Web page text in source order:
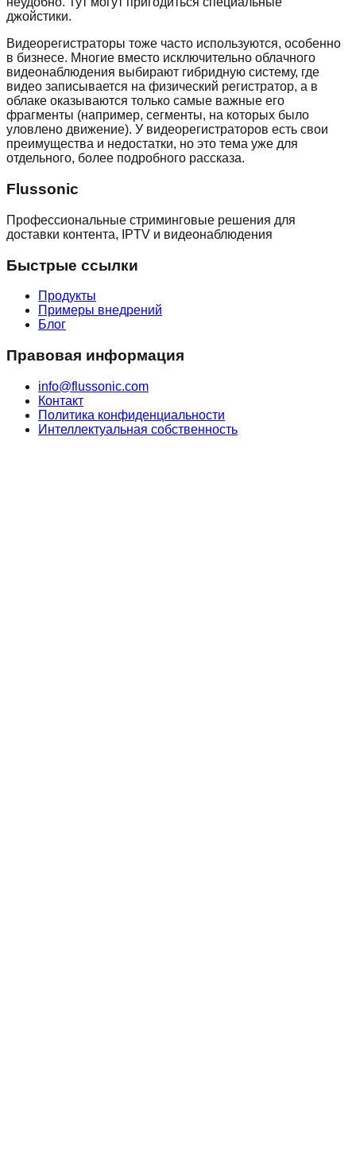
джойстики.
Видеорегистраторы тоже часто используются, особенно
в бизнесе. Многие вместо исключительно облачного
видеонаблюдения выбирают гибридную систему, где
видео записывается на физический регистратор, а в
облаке оказываются только самые важные его
фрагменты (например, сегменты, на которых было
уловлено движение). У видеорегистраторов есть свои
преимущества и недостатки, но это тема уже для
отдельного, более подробного рассказа.
Flussonic
Профессиональные стриминговые решения для
доставки контента, IPTV и видеонаблюдения
Быстрые ссылки
Продукты
Примеры внедрений
Блог
Правовая информация
info@flussonic.com
Контакт
Политика конфиденциальности
Интеллектуальная собственность